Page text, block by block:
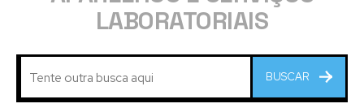
LABORATORIAIS
BUSCAR